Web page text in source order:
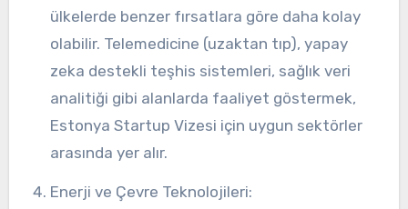
ülkelerde benzer fırsatlara göre daha kolay
olabilir. Telemedicine (uzaktan tıp), yapay
zeka destekli teşhis sistemleri, sağlık veri
analitiği gibi alanlarda faaliyet göstermek,
Estonya Startup Vizesi için uygun sektörler
arasında yer alır.
Enerji ve Çevre Teknolojileri: